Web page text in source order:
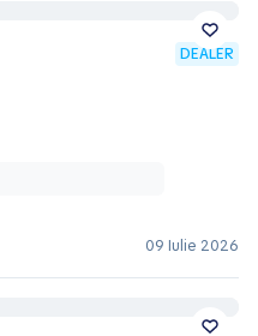
DEALER
09 Iulie 2026